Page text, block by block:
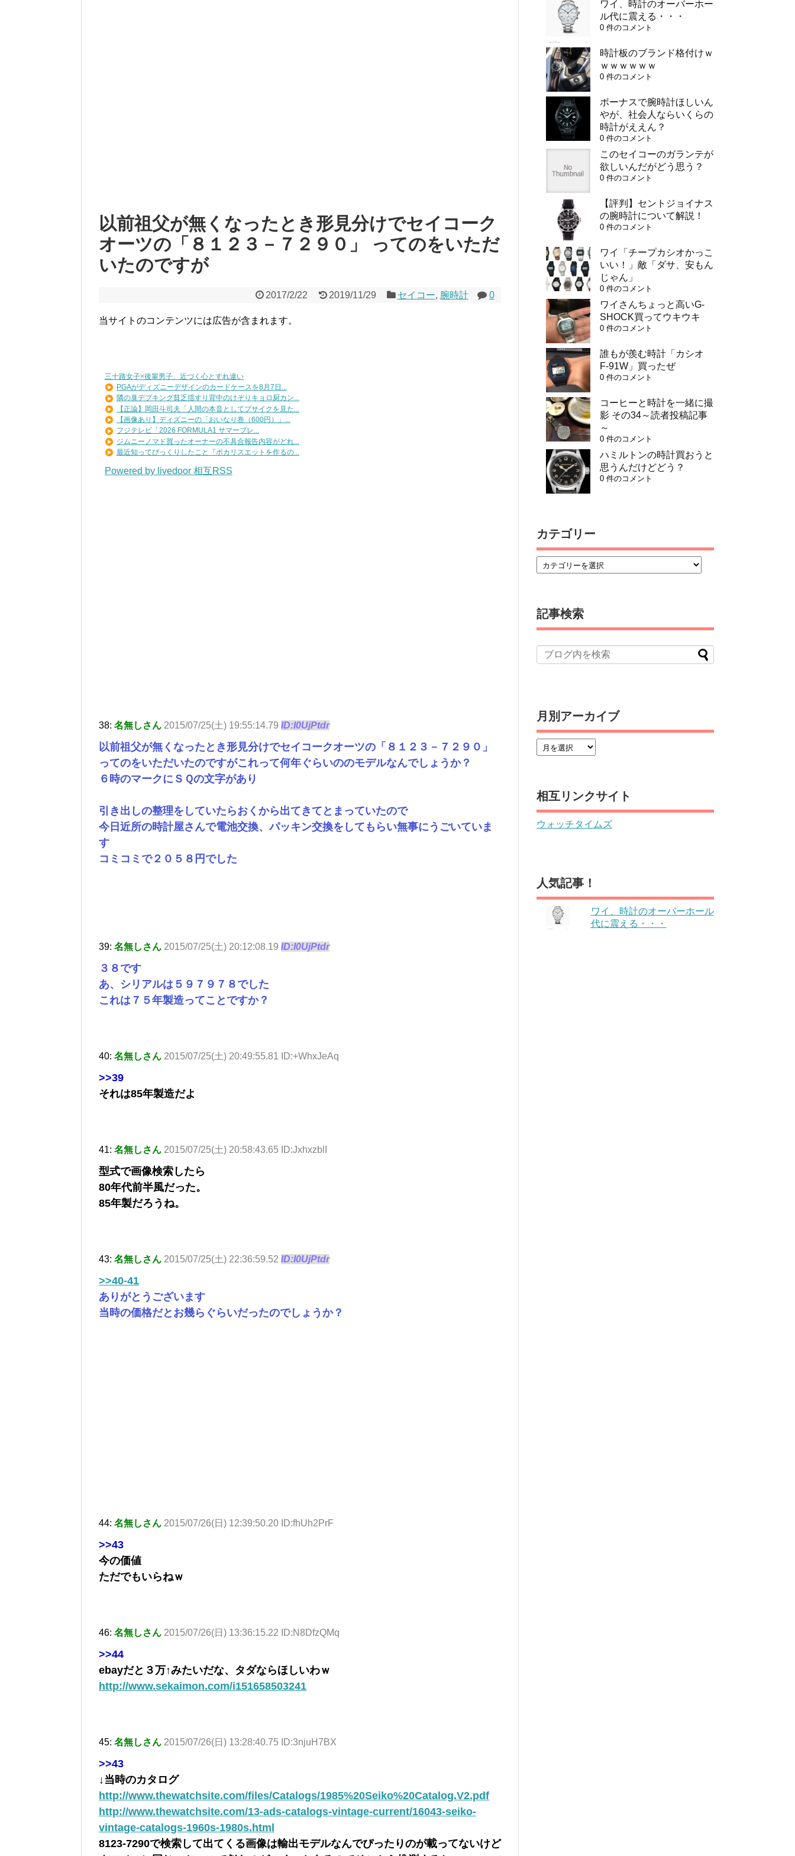
以前祖父が無くなったとき形見分けでセイコーク
オーツの「８１２３－７２９０」 ってのをいただ
いたのですが
2017/2/22 2019/11/29 セイコー, 腕時計 0
当サイトのコンテンツには広告が含まれます。
三十路女子×後輩男子、近づく心とすれ違い
PGAがディズニーデザインのカードケースを8月7日...
隣の臭デブキング貧乏揺すり背中のけぞりキョロ厨カン...
【正論】岡田斗司夫「人間の本音としてブサイクを見た...
【画像あり】ディズニーの「おいなり巻（600円）」...
フジテレビ「2026 FORMULA1 サマーブレ...
ジムニーノマド買ったオーナーの不具合報告内容がどれ...
最近知ってびっくりしたこと『ポカリスエットを作るの...
Powered by livedoor 相互RSS
38: 名無しさん 2015/07/25(土) 19:55:14.79 ID:I0UjPtdr
以前祖父が無くなったとき形見分けでセイコークオーツの「８１２３－７２９０」
ってのをいただいたのですがこれって何年ぐらいののモデルなんでしょうか？
６時のマークにＳＱの文字があり
引き出しの整理をしていたらおくから出てきてとまっていたので
今日近所の時計屋さんで電池交換、パッキン交換をしてもらい無事にうごいていま
す
コミコミで２０５８円でした
39: 名無しさん 2015/07/25(土) 20:12:08.19 ID:I0UjPtdr
３８です
あ、シリアルは５９７９７８でした
これは７５年製造ってことですか？
40: 名無しさん 2015/07/25(土) 20:49:55.81 ID:+WhxJeAq
>>39
それは85年製造だよ
41: 名無しさん 2015/07/25(土) 20:58:43.65 ID:JxhxzblI
型式で画像検索したら
80年代前半風だった。
85年製だろうね。
43: 名無しさん 2015/07/25(土) 22:36:59.52 ID:I0UjPtdr
>>40-41
ありがとうございます
当時の価格だとお幾らぐらいだったのでしょうか？
44: 名無しさん 2015/07/26(日) 12:39:50.20 ID:fhUh2PrF
>>43
今の価値
ただでもいらねｗ
46: 名無しさん 2015/07/26(日) 13:36:15.22 ID:N8DfzQMq
>>44
ebayだと３万↑みたいだな、タダならほしいわｗ
http://www.sekaimon.com/i151658503241
45: 名無しさん 2015/07/26(日) 13:28:40.75 ID:3njuH7BX
>>43
↓当時のカタログ
http://www.thewatchsite.com/files/Catalogs/1985%20Seiko%20Catalog.V2.pdf
http://www.thewatchsite.com/13-ads-catalogs-vintage-current/16043-seiko-
vintage-catalogs-1960s-1980s.html
8123‐7290で検索して出てくる画像は輸出モデルなんでぴったりのが載ってないけど
ワイ、時計のオーバーホー
ル代に震える・・・
0 件のコメント
時計板のブランド格付けｗ
ｗｗｗｗｗｗ
0 件のコメント
ボーナスで腕時計ほしいん
やが、社会人ならいくらの
時計がええん？
0 件のコメント
このセイコーのガランテが
欲しいんだがどう思う？
0 件のコメント
【評判】セントジョイナス
の腕時計について解説！
0 件のコメント
ワイ「チープカシオかっこ
いい！」敵「ダサ、安もん
じゃん」
0 件のコメント
ワイさんちょっと高いG-
SHOCK買ってウキウキ
0 件のコメント
誰もが羨む時計「カシオ
F-91W」買ったぜ
0 件のコメント
コーヒーと時計を一緒に撮
影 その34～読者投稿記事
～
0 件のコメント
ハミルトンの時計買おうと
思うんだけどどう？
0 件のコメント
カテゴリー
記事検索
月別アーカイブ
相互リンクサイト
ウォッチタイムズ
人気記事！
ワイ、時計のオーバーホール
代に震える・・・